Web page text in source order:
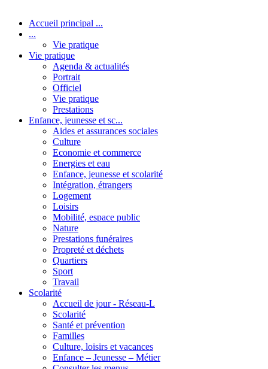
Accueil principal ...
...
Vie pratique
Vie pratique
Agenda & actualités
Portrait
Officiel
Vie pratique
Prestations
Enfance, jeunesse et sc...
Aides et assurances sociales
Culture
Economie et commerce
Energies et eau
Enfance, jeunesse et scolarité
Intégration, étrangers
Logement
Loisirs
Mobilité, espace public
Nature
Prestations funéraires
Propreté et déchets
Quartiers
Sport
Travail
Scolarité
Accueil de jour - Réseau-L
Scolarité
Santé et prévention
Familles
Culture, loisirs et vacances
Enfance – Jeunesse – Métier